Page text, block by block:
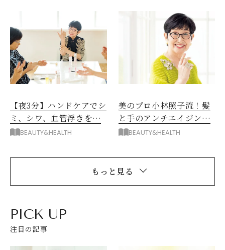
【夜3分】ハンドケアでシ
ミ、シワ、血管浮きをキ
レイにBEAUTY&HEALTH
美のプロ小林照子流！髪
と手のアンチエイジング
術BEAUTY&HEALTH
もっと見る
PICK UP
注目の記事